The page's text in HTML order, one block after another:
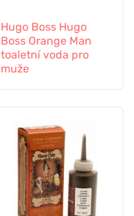
Hugo Boss Hugo
Boss Orange Man
toaletní voda pro
muže